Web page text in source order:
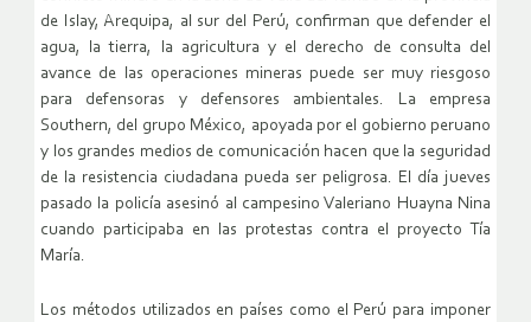
de Islay, Arequipa, al sur del Perú, confirman que defender el
agua, la tierra, la agricultura y el derecho de consulta del
avance de las operaciones mineras puede ser muy riesgoso
para defensoras y defensores ambientales. La empresa
Southern, del grupo México, apoyada por el gobierno peruano
y los grandes medios de comunicación hacen que la seguridad
de la resistencia ciudadana pueda ser peligrosa. El día jueves
pasado la policía asesinó al campesino Valeriano Huayna Nina
cuando participaba en las protestas contra el proyecto Tía
María.
Los métodos utilizados en países como el Perú para imponer